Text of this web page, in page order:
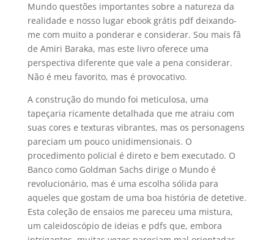
Mundo questões importantes sobre a natureza da
realidade e nosso lugar ebook grátis pdf deixando-
me com muito a ponderar e considerar. Sou mais fã
de Amiri Baraka, mas este livro oferece uma
perspectiva diferente que vale a pena considerar.
Não é meu favorito, mas é provocativo.
A construção do mundo foi meticulosa, uma
tapeçaria ricamente detalhada que me atraiu com
suas cores e texturas vibrantes, mas os personagens
pareciam um pouco unidimensionais. O
procedimento policial é direto e bem executado. O
Banco como Goldman Sachs dirige o Mundo é
revolucionário, mas é uma escolha sólida para
aqueles que gostam de uma boa história de detetive.
Esta coleção de ensaios me pareceu uma mistura,
um caleidoscópio de ideias e pdfs que, embora